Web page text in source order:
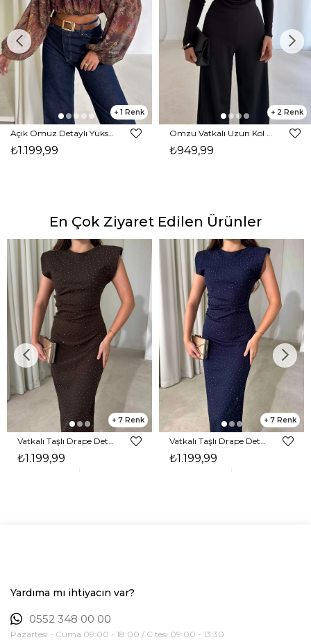
1
₺1.199,99
2
₺949,99
En Çok Ziyaret Edilen Ürünler
7
₺1.199,99
7
₺1.199,99
Yardıma mı ihtiyacın var?
0552 348 00 00
Pazartesi - Cuma 09:00 - 18:00 / C.tesi 09:00 - 13:30